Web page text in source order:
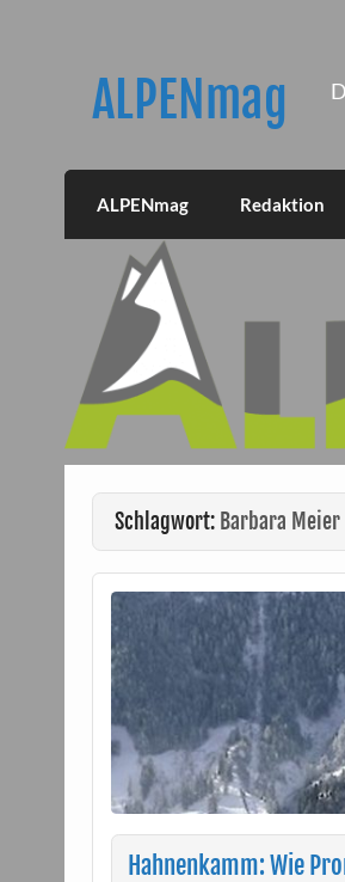
ALPENmag
ALPENmag Redaktion
Schlagwort: Barbara Meier
Hahnenkamm: Wie